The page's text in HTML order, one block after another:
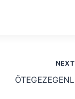
NEXT